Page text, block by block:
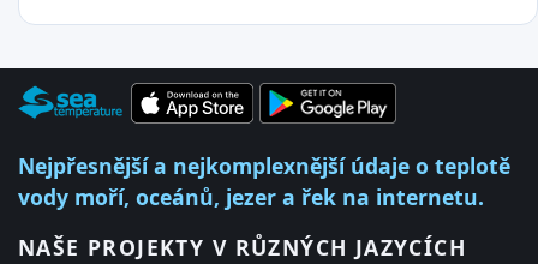
Nejpřesnější a nejkomplexnější údaje o teplotě
vody moří, oceánů, jezer a řek na internetu.
NAŠE PROJEKTY V RŮZNÝCH JAZYCÍCH